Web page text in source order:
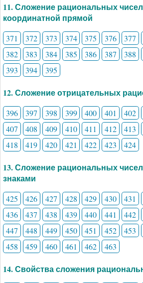
11. Сложение рациональных
координатной прямой
371 372 373 374 375 376 377
382
383 384 385 386 387 388
393
394 395
12. Сложение отрицательных
396 397 398 399 400 401 402
407
408 409 410 411 412 413
418
419 420 421 422 423 424
13. Сложение рациональных
знаками
425 426 427 428 429 430 431
436
437 438 439 440 441 442
447
448 449 450 451 452 453
458
459 460 461 462 463
14. Свойства сложения